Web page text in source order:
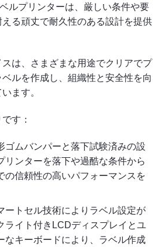
ルプリンターは、厳しい条件や要
る頑丈で耐久性のある設計を提供
は、さまざまな用途でクリアでプ
ルを作成し、組織性と安全性を向
ます。
す：
ゴムバンパーと落下試験済みの設
リンターを落下や過酷な条件から
の信頼性の高いパフォーマンスを
ートセル技術によりラベル設定が
ライト付きLCDディスプレイとユ
なキーボードにより、ラベル作成